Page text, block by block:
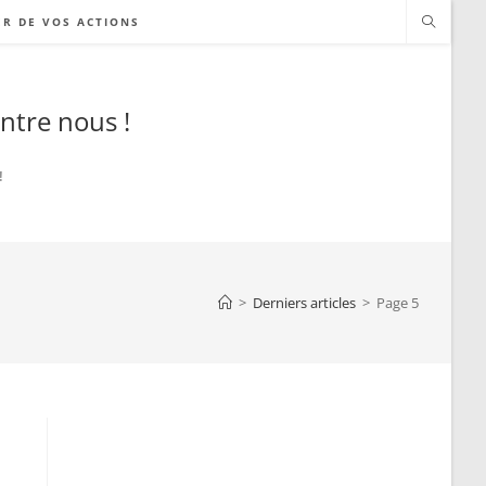
DE VOS ACTIONS
nous !
> Derniers articles > Page 5